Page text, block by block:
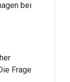
bei
Frage